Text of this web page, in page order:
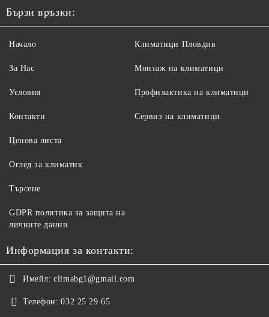
Бързи връзки:
Начало
За Нас
Условия
Контакти
Климатици Пловдив
Монтаж на климатици
Профилактика на климатици
Сервиз на климатици
Ценова листа
Оглед за климатик
Търсене
GDPR политика за защита на
личните данни
Информация за контакти:
Имейл: climabg1@gmail.com
Телефон: 032 25 29 65